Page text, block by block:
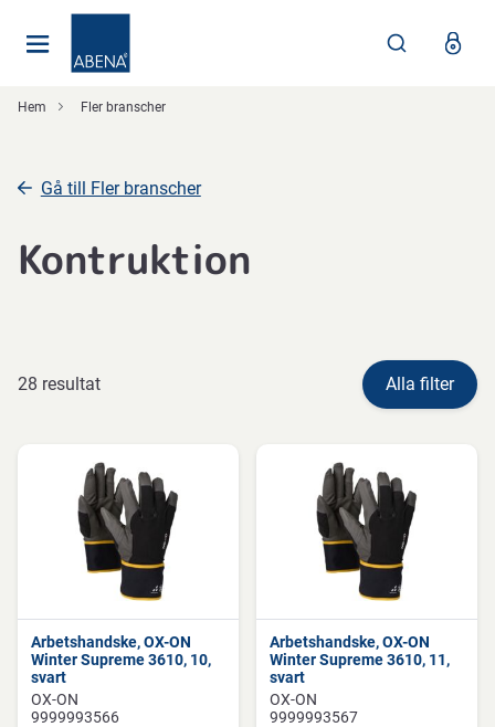
Hem Fler branscher
Gå till Fler branscher
Kontruktion
28 resultat Alla filter
Arbetshandske, OX-ON
Winter Supreme 3610, 10,
svart
OX-ON
9999993566
Arbetshandske, OX-ON
Winter Supreme 3610, 11,
svart
OX-ON
9999993567